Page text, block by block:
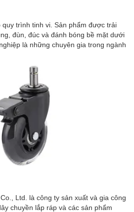
trình tinh vi. Sản phẩm được trải
đùn, đúc và đánh bóng bề mặt dưới
là những chuyên gia trong ngành
Ltd. là công ty sản xuất và gia công
chuyền lắp ráp và các sản phẩm